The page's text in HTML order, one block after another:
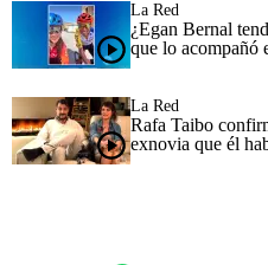
La Red
¿Egan Bernal
que lo acompañó
La Red
Rafa Taibo
exnovia que él